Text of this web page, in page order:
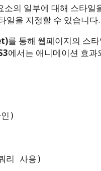
소의 일부에 대해 스타일
일을 지정할 수 있습니다.
를 통해 웹페이지의 스
에서는 애니메이션 효
)
리 사용)